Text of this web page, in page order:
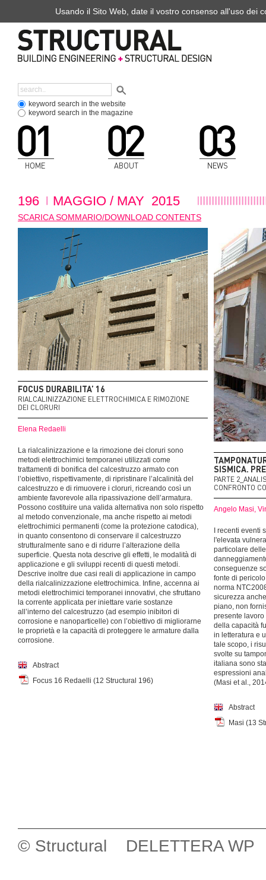
keyword search in the website
keyword search in the magazine
HOME ABOUT NEWS
196 MAGGIO / MAY 2015
SCARICA SOMMARIO/DOWNLOAD CONTENTS
FOCUS DURABILITA’ 16
RIALCALINIZZAZIONE ELETTROCHIMICA E RIMOZIONE
DEI CLORURI
Elena Redaelli
La rialcalinizzazione e la rimozione dei cloruri sono
metodi elettrochimici temporanei utilizzati come
trattamenti di bonifica del calcestruzzo armato con
l’obiettivo, rispettivamente, di ripristinare l’alcalinità del
calcestruzzo e di rimuovere i cloruri, ricreando così un
ambiente favorevole alla ripassivazione dell’armatura.
Possono costituire una valida alternativa non solo rispetto
al metodo convenzionale, ma anche rispetto ai metodi
elettrochimici permanenti (come la protezione catodica),
in quanto consentono di conservare il calcestruzzo
strutturalmente sano e di ridurre l’alterazione della
superficie. Questa nota descrive gli effetti, le modalità di
applicazione e gli sviluppi recenti di questi metodi.
Descrive inoltre due casi reali di applicazione in campo
della rialcalinizzazione elettrochimica. Infine, accenna ai
metodi elettrochimici temporanei innovativi, che sfruttano
la corrente applicata per iniettare varie sostanze
all’interno del calcestruzzo (ad esempio inibitori di
corrosione e nanoparticelle) con l’obiettivo di migliorarne
le proprietà e la capacità di proteggere le armature dalla
corrosione.
Abstract
Focus 16 Redaelli (12 Structural 196)
SISMICA.
PARTE
CONFRONTO
Angelo Masi,
I recenti eventi
l'elevata
particolare
conseguenze
fonte di
norma
sicurezza
piano, non
presente
della capacità
in letteratura e
tale scopo, i
svolte su
italiana sono
espressioni
(Masi et al.,
Abstract
Masi (13
© Structural DELETTERA WP
Usando il Sito Web, date il vostro consenso all'uso